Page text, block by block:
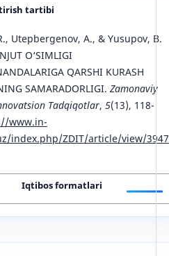
tartibi
Utepbergenov, A., & Yusupov, B.
O‘SIMLIGI
QARSHI KURASH
SAMARADORLIGI. Zamonaviy
Tadqiqotlar, 5(13), 118-
www.in-
index.php/ZDIT/article/view/3947
Iqtibos formatlari